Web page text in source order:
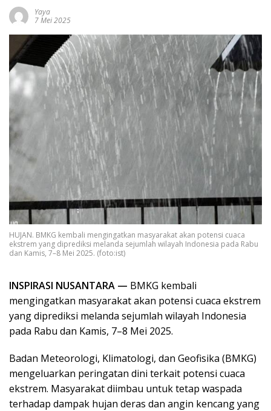
Yaya
7 Mei 2025
HUJAN. BMKG kembali mengingatkan masyarakat akan potensi cuaca
ekstrem yang diprediksi melanda sejumlah wilayah Indonesia pada Rabu
dan Kamis, 7–8 Mei 2025. (foto:ist)
INSPIRASI NUSANTARA — BMKG kembali
mengingatkan masyarakat akan potensi cuaca ekstrem
yang diprediksi melanda sejumlah wilayah Indonesia
pada Rabu dan Kamis, 7–8 Mei 2025.
Badan Meteorologi, Klimatologi, dan Geofisika (BMKG)
mengeluarkan peringatan dini terkait potensi cuaca
ekstrem. Masyarakat diimbau untuk tetap waspada
terhadap dampak hujan deras dan angin kencang yang